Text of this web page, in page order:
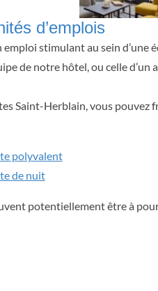
d’emplois
emploi stimulant au sein d’une
de notre hôtel, ou celle
Saint-Herblain, vous pouvez
polyvalent
de nuit
potentiellement être à